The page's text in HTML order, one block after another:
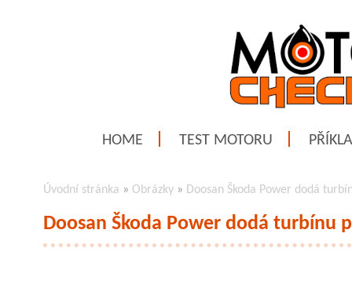
HOME TEST MOTORU
Úvodní stránka » Obrázky » Doosan Škoda Power dodá
Doosan Škoda Power dodá turbínu